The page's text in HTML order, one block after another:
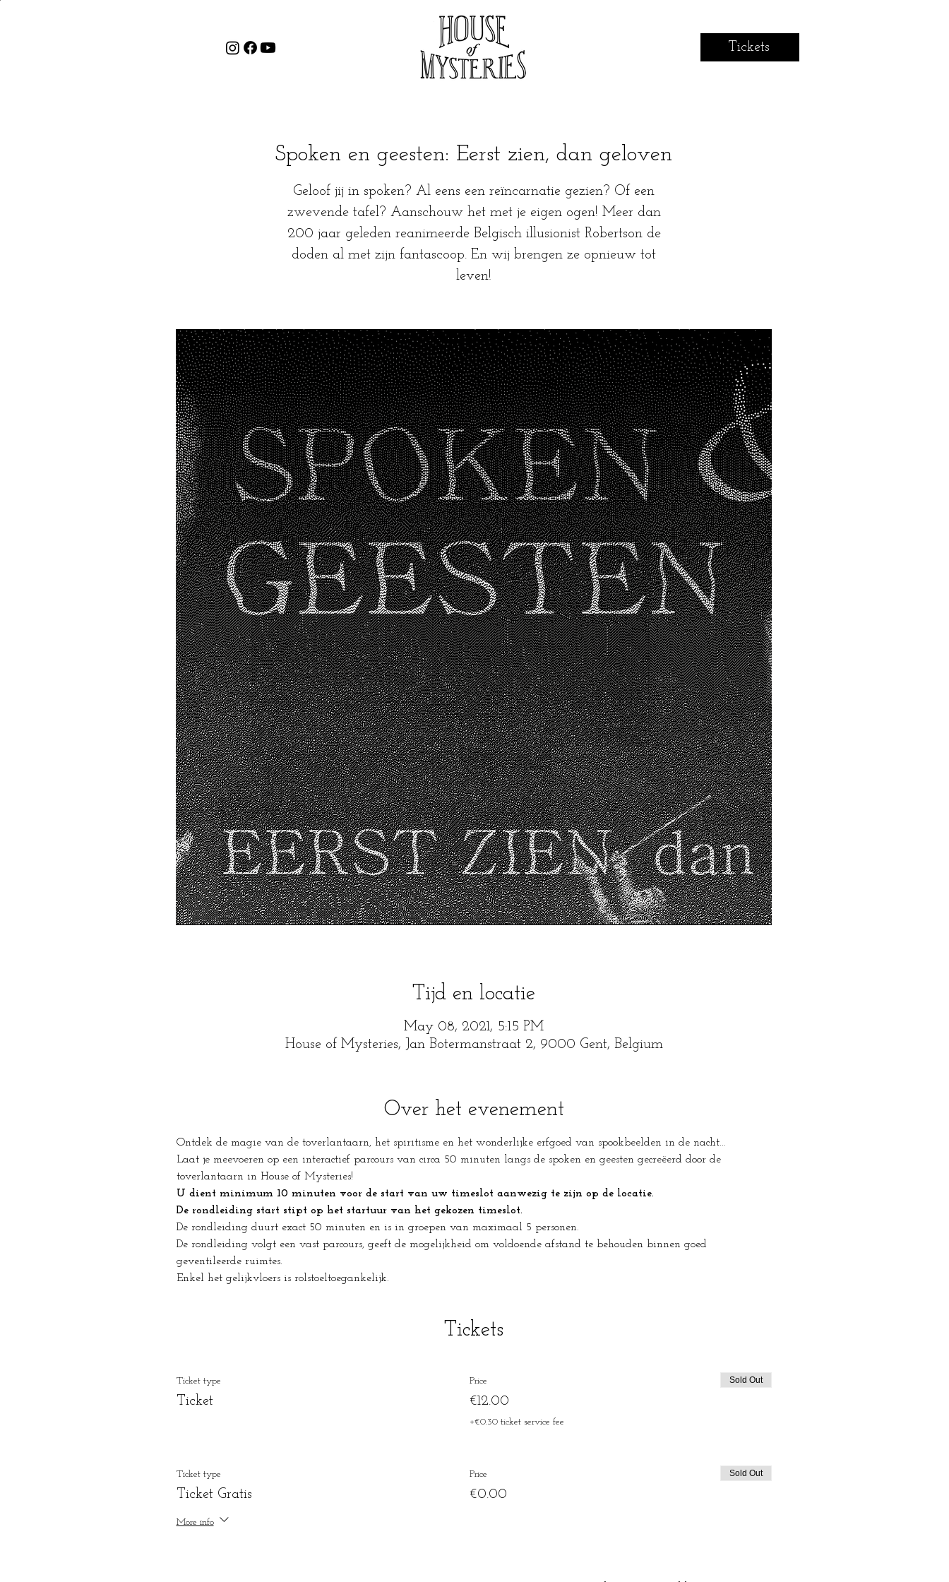
Tickets
Spoken en geesten: Eerst zien, dan geloven
Geloof jij in spoken? Al eens een reïncarnatie gezien? Of een
zwevende tafel? Aanschouw het met je eigen ogen! Meer dan
200 jaar geleden reanimeerde Belgisch illusionist Robertson de
doden al met zijn fantascoop. En wij brengen ze opnieuw tot
leven!
Tijd en locatie
May 08, 2021, 5:15 PM
House of Mysteries, Jan Botermanstraat 2, 9000 Gent, Belgium
Over het evenement
Ontdek de magie van de toverlantaarn, het spiritisme en het wonderlijke erfgoed van spookbeelden in de nacht...
Laat je meevoeren op een interactief parcours van circa 50 minuten langs de spoken en geesten gecreëerd door de
toverlantaarn in House of Mysteries!
U dient minimum 10 minuten voor de start van uw timeslot aanwezig te zijn op de locatie.
De rondleiding start stipt op het startuur van het gekozen timeslot.
De rondleiding duurt exact 50 minuten en is in groepen van maximaal 5 personen.
De rondleiding volgt een vast parcours, geeft de mogelijkheid om voldoende afstand te behouden binnen goed
geventileerde ruimtes.
Enkel het gelijkvloers is rolstoeltoegankelijk.
Tickets
Ticket type
Ticket
Price
€12.00
+€0.30 ticket service fee
Sold Out
Ticket type
Ticket Gratis
More info
Price
€0.00
Sold Out